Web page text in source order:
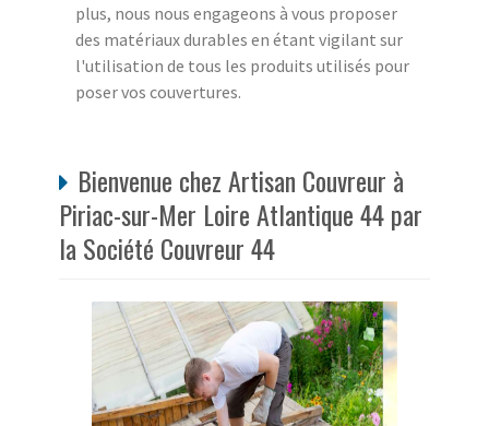
plus, nous nous engageons à vous proposer
des matériaux durables en étant vigilant sur
l'utilisation de tous les produits utilisés pour
poser vos couvertures.
Bienvenue chez Artisan Couvreur à
Piriac-sur-Mer Loire Atlantique 44 par
la Société Couvreur 44